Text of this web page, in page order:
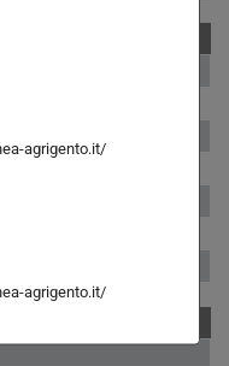
agrigento.it/
agrigento.it/